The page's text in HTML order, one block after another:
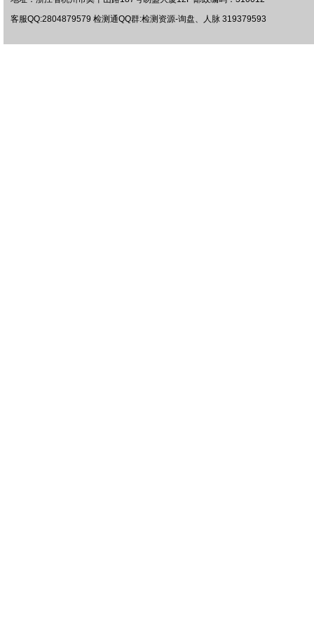
客服QQ:2804879579 检测通QQ群:检测资源-询盘、人脉 319379593